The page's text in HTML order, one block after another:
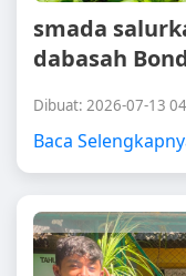
smada
dabasah
Dibuat: 2026-07-13
Baca